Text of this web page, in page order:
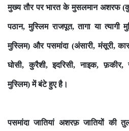
मुख्य तौर पर भारत के मुसलमान अशरफ
पठान, मुस्लिम राजपूत, तागा या त्यागी
मुस्लिम) और पसमांदा (अंसारी, मंसूरी,
घोसी, कुरैशी, इदरिसी, नाइक,
मुस्लिम) में बंटे हुए है।
पसमांदा जातियां अशरफ़ जातियों की